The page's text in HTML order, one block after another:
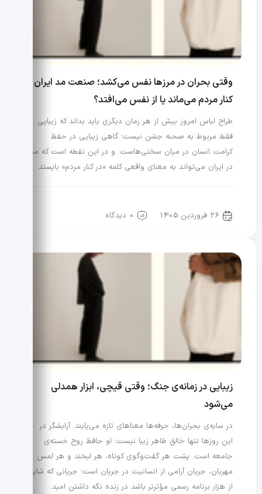
وقتی بحران در مرزها نفس می‌کشد؛ صنعت مد ایران
کنار مردم می‌ماند یا از نفس می‌افتد؟
طراح لباس امروز بیش از هر زمان دیگری باید بداند که زیبایی
فقط مربوط به صحنه جشن نیست؛ گاهی زیبایی در حفظ
کرامت انسان در میان سختی‌هاست. و در این نقطه است که مد
در ایران می‌تواند به معنای واقعی کلمه «در کنار مردم» بایستد
26 فروردین 1405 0 دیدگاه
زیبایی در زمانه‌ی جنگ؛ وقتی قیچی، ابزار همدلی
می‌شود
در سایه‌ی بحران‌ها، حرفه‌ها معناهای تازه می‌یابند. آرایشگر در
این روزها تنها خالق ظاهر زیبا نیست؛ او حافظ روح خسته‌ی
جامعه است. پشت هر گفت‌وگوی کوتاه، هر لبخند و هر لمس
مهربان، جریان آرامی از انسانیت در جریان است؛ جریانی که شاید
از هزار برنامه رسمی مؤثرتر باشد در زنده نگه داشتن امید.